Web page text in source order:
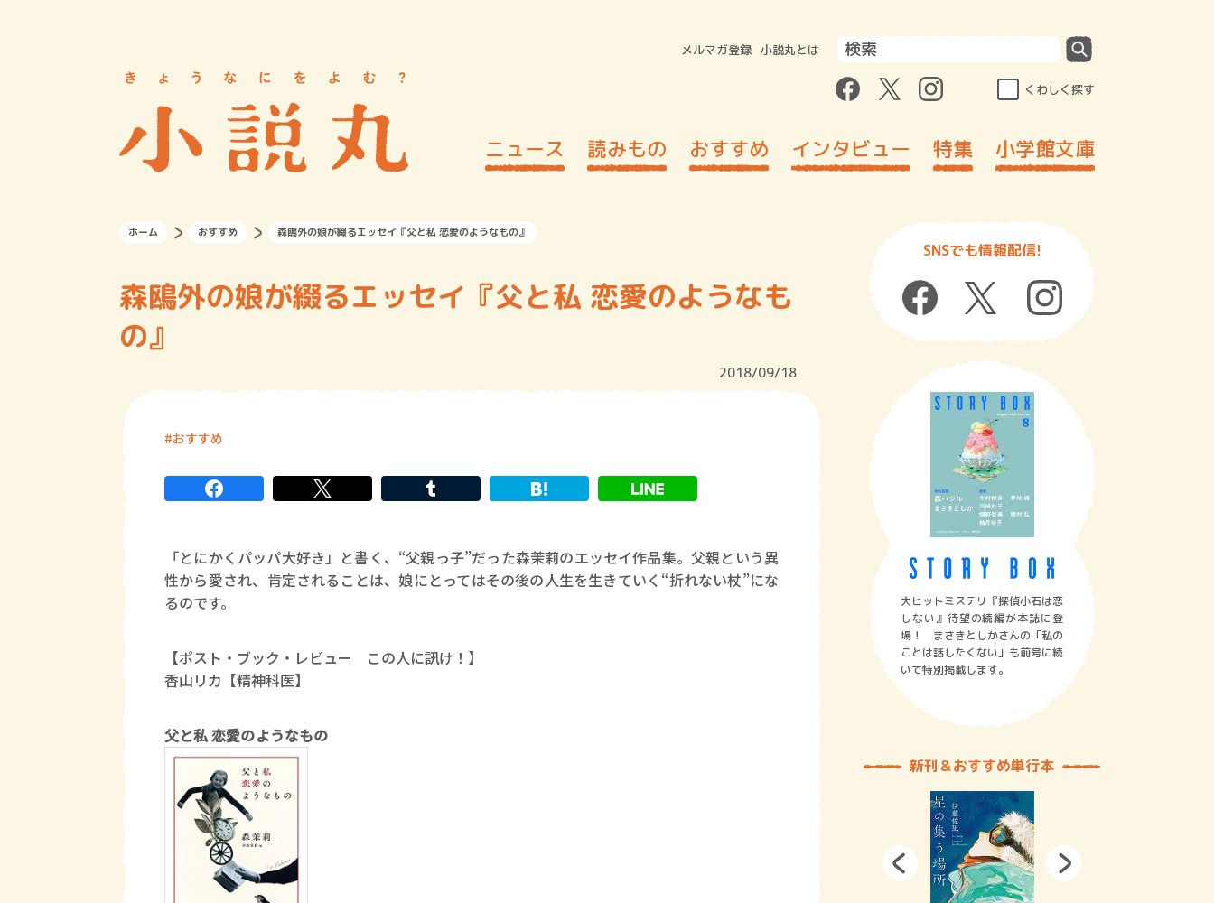
メルマガ登録 小説丸とは
くわしく探す
ニュース 読みもの おすすめ インタビュー 特集 小学館文庫
ホーム おすすめ 森鴎外の娘が綴るエッセイ『父と私 恋愛のようなもの』
森鴎外の娘が綴るエッセイ『父と私 恋愛のようなも
の』
2018/09/18
おすすめ
「とにかくパッパ大好き」と書く、“父親っ子”だった森茉莉のエッセイ作品集。父親という異
性から愛され、肯定されることは、娘にとってはその後の人生を生きていく“折れない杖”にな
るのです。
【ポスト・ブック・レビュー この人に訊け！】
香山リカ【精神科医】
父と私 恋愛のようなもの
SNSでも情報配信!
大ヒットミステリ『探偵小石は恋
しない』待望の続編が本誌に登
場！ まさきとしかさんの「私の
ことは話したくない」も前号に続
いて特別掲載します。
新刊＆おすすめ単行本